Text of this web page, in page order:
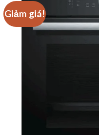
Giảm giá!